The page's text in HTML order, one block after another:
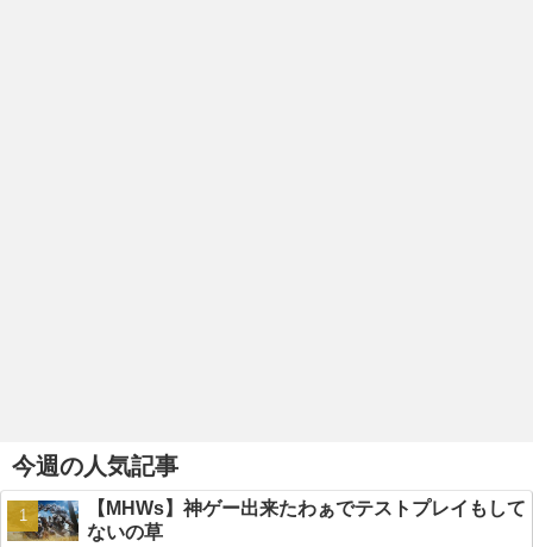
今週の人気記事
【MHWs】神ゲー出来たわぁでテストプレイもして
ないの草